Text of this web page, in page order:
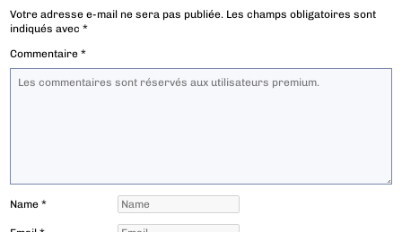
Votre adresse e-mail ne sera pas publiée. Les champs obligatoires sont
indiqués avec*
Commentaire*
Name*